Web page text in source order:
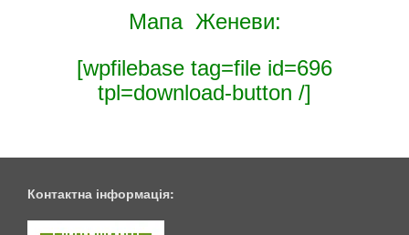
Мапа Женеви:
[wpfilebase tag=file id=696
tpl=download-button /]
Контактна інформація: